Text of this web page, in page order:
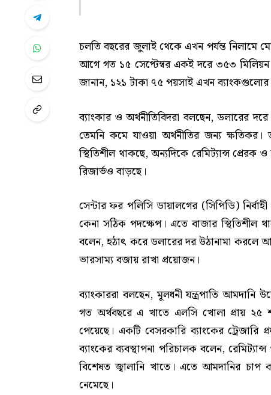
চলতি বছরের জুলাই থেকে এখন পর্যন্ত নিলামে
আগে গত ১৫ সেপ্টেম্বর একই দরে ৩৫৩ মিলিয়ন
জানান, ১২১ টাকা ৭৫ পয়সাই এখন ব্যাংকগুলোর
ব্যাংকার ও অর্থনীতিবিদরা বলছেন, ডলারের
তেমনি কমে যাওয়া অর্থনীতির জন্য
স্থিতিশীল থাকছে, অন্যদিকে রেমিট্যান্স প্রেরক
রিজার্ভও বাড়ছে।
সেন্টার ফর পলিসি ডায়ালগের (সিপিডি)
কেনা সঠিক পদক্ষেপ। এতে বাজার স্থিতিশীল
বলেন, হঠাৎ করে ডলারের দর উঠানামা করলে
ভারসাম্য বজায় রাখা প্রয়োজন।
ব্যাংকাররা বলছেন, মূলধনী যন্ত্রপাতি আমদানি
গত অর্থবছরে এ খাতে এলসি খোলা প্রায় ২৫
পেয়েছে। একটি বেসরকারি ব্যাংকের
ব্যাংকের ব্যবস্থাপনা পরিচালক বলেন,
বিশেষত জ্বালানি খাতে। এতে আমদানির
নেমেছে।